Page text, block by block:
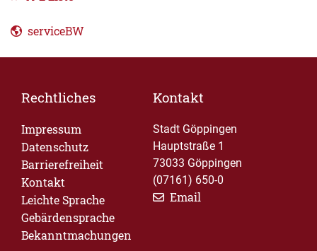
serviceBW
Rechtliches
Impressum
Datenschutz
Barrierefreiheit
Kontakt
Leichte Sprache
Gebärdensprache
Bekanntmachungen
Kontakt
Stadt Göppingen
Hauptstraße 1
73033 Göppingen
(07161) 650-0
Email